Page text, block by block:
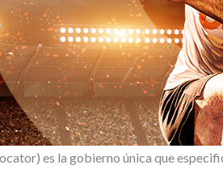
es la gobierno única que